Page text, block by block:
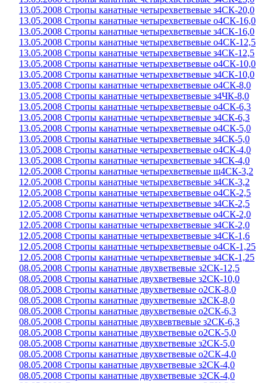
13.05.2008 Стропы канатные четырехветвевые з4СК-20,0
13.05.2008 Стропы канатные четырехветвевые о4СК-16,0
13.05.2008 Стропы канатные четырехветвевые з4СК-16,0
13.05.2008 Стропы канатные четырехветвевые о4СК-12,5
13.05.2008 Стропы канатные четырехветвевые з4СК-12,5
13.05.2008 Стропы канатные четырехветвевые о4СК-10,0
13.05.2008 Стропы канатные четырехветвевые з4СК-10,0
13.05.2008 Стропы канатные четырехветвевые о4СК-8,0
13.05.2008 Стропы канатные четырехветвевые з4ЧК-8,0
13.05.2008 Стропы канатные четырехветвевые о4СК-6,3
13.05.2008 Стропы канатные четырехветвевые з4СК-6,3
13.05.2008 Стропы канатные четырехветвевые о4СК-5,0
13.05.2008 Стропы канатные четырехветвевые з4СК-5,0
13.05.2008 Стропы канатные четырехветвевые о4СК-4,0
13.05.2008 Стропы канатные четырехветвевые з4СК-4,0
12.05.2008 Стропы канатные четырехветвевые щ4СК-3,2
12.05.2008 Стропы канатные четырехветвевые з4СК-3,2
12.05.2008 Стропы канатные четырехветвевые о4СК-2,5
12.05.2008 Стропы канатные четырехветвевые з4СК-2,5
12.05.2008 Стропы канатные четырехветвевые о4СК-2,0
12.05.2008 Стропы канатные четырехветвевые з4СК-2,0
12.05.2008 Стропы канатные четырехветвевые з4СК-1,6
12.05.2008 Стропы канатные четырехветвевые о4СК-1,25
12.05.2008 Стропы канатные четырехветвевые з4СК-1,25
08.05.2008 Стропы канатные двухветвевые з2СК-12,5
08.05.2008 Стропы канатные двухветвевые з2СК-10,0
08.05.2008 Стропы канатные двухветвевые о2СК-8,0
08.05.2008 Стропы канатные двухветвевые з2СК-8,0
08.05.2008 Стропы канатные двухветвевые о2СК-6,3
08.05.2008 Стропы канатные двухвевтвевые з2СК-6,3
08.05.2008 Стропы канатные двухветвевые о2СК-5,0
08.05.2008 Стропы канатные двухветвевые з2СК-5,0
08.05.2008 Стропы канатные двухветвевые о2СК-4,0
08.05.2008 Стропы канатные двухветвевые з2СК-4,0
08.05.2008 Стропы канатные двухветвевые з2СК-4,0